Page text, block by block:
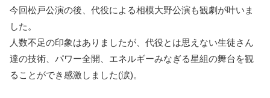
今回松戸公演の後、代役による相模大野公演も観劇が叶いま
した。
人数不足の印象はありましたが、代役とは思えない生徒さん
達の技術、パワー全開、エネルギーみなぎる星組の舞台を観
ることができ感激しました(涙)。